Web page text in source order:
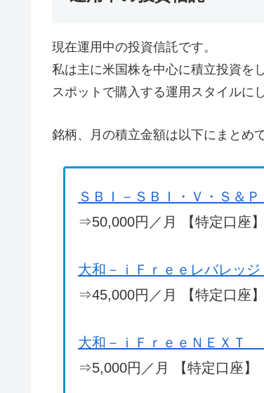
現在運用中の投資信託です。
私は主に米国株を中心に積立投資を
スポットで購入する運用スタイルに
銘柄、月の積立金額は以下にまとめ
ＳＢＩ－ＳＢＩ・Ｖ・Ｓ＆
⇒50,000円／月 【特定口座】
大和－ｉＦｒｅｅレバレッ
⇒45,000円／月 【特定口座】
大和－ｉＦｒｅｅＮＥＸＴ
⇒5,000円／月 【特定口座】